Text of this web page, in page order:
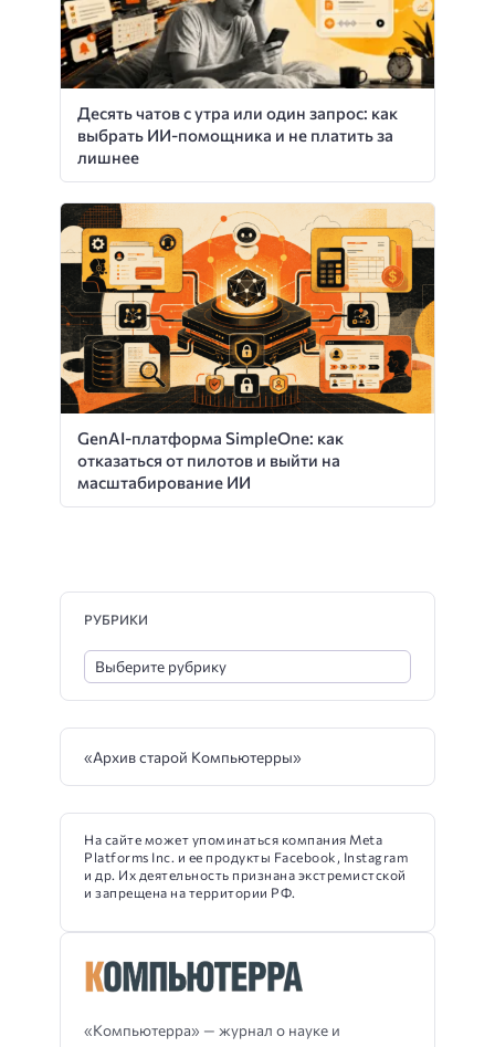
Десять чатов с утра или один запрос: как
выбрать ИИ-помощника и не платить за
лишнее
GenAI-платформа SimpleOne: как
отказаться от пилотов и выйти на
масштабирование ИИ
«Компьютерра» — журнал о науке и
РУБРИКИ
«Архив старой Компьютерры»
На сайте может упоминаться компания Meta
Platforms Inc. и ее продукты Facebook, Instagram
и др. Их деятельность признана экстремистской
и запрещена на территории РФ.